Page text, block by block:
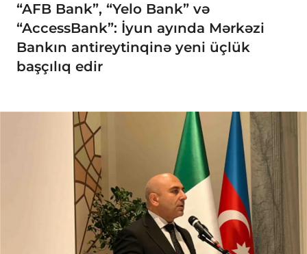
“AFB Bank”, “Yelo Bank” və
“AccessBank”: İyun ayında Mərkəzi
Bankın antireytinqinə yeni üçlük
başçılıq edir